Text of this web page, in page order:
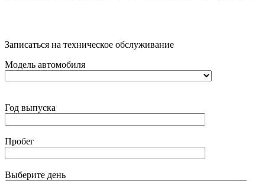
Записаться на техническое обслуживание
Модель автомобиля
Год выпуска
Пробег
Выберите день